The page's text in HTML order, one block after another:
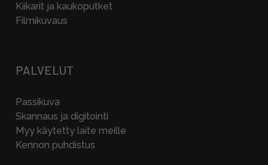
Kiikarit ja kaukoputket
Filmikuvaus
PALVELUT
Passikuva
Skannaus ja digitointi
Myy käytetty laite meille
Kennon puhdistus